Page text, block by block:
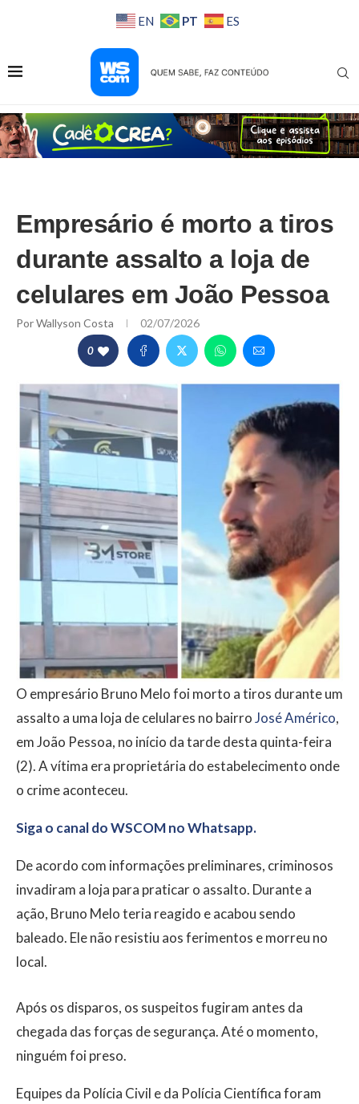
EN PT ES
Empresário é morto a tiros
durante assalto a loja de
celulares em João Pessoa
PorWallyson Costa 02/07/2026
0
O empresário Bruno Melo foi morto a tiros durante um
assalto a uma loja de celulares no bairroJosé Américo,
em João Pessoa, no início da tarde desta quinta-feira
(2). A vítima era proprietária do estabelecimento onde
o crime aconteceu.
Siga o canal do WSCOM no Whatsapp.
De acordo com informações preliminares, criminosos
invadiram a loja para praticar o assalto. Durante a
ação, Bruno Melo teria reagido e acabou sendo
baleado. Ele não resistiu aos ferimentos e morreu no
local.
Após os disparos, os suspeitos fugiram antes da
chegada das forças de segurança. Até o momento,
ninguém foi preso.
Equipes da Polícia Civil e da Polícia Científica foram